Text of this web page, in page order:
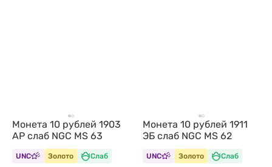
Монета 10 рублей 1903
АР слаб NGC MS 63
UNC Золото Слаб
Монета 10 рублей 1911
ЭБ слаб NGC MS 62
UNC Золото Слаб